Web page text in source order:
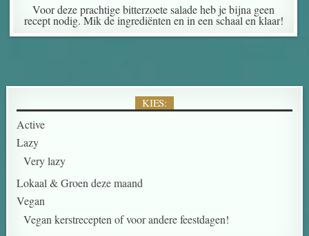
Voor deze prachtige bitterzoete salade heb je bijna geen
recept nodig. Mik de ingrediënten en in een schaal en klaar!
KIES:
Active
Lazy
Very lazy
Lokaal & Groen deze maand
Vegan
Vegan kerstrecepten of voor andere feestdagen!